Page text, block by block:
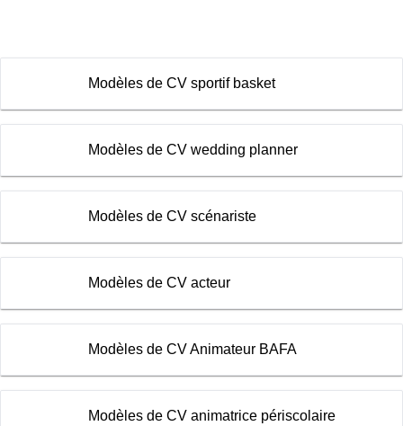
Modèles de CV sportif basket
Modèles de CV wedding planner
Modèles de CV scénariste
Modèles de CV acteur
Modèles de CV Animateur BAFA
Modèles de CV animatrice périscolaire